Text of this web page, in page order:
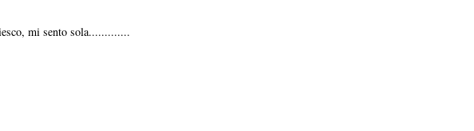
mi sento sola.............